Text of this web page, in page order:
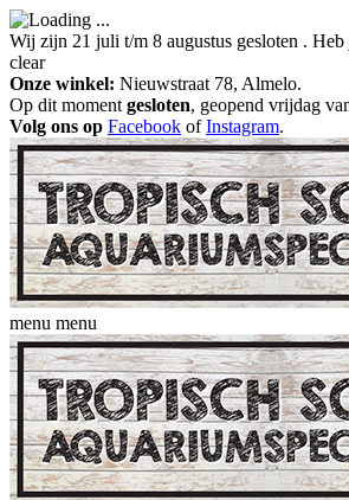
Wij zijn 21 juli t/m 8 augustus gesloten .
clear
Onze winkel: Nieuwstraat 78, Almelo.
Op dit moment gesloten, geopend vrijdag
Volg ons op Facebook ofInstagram.
menu menu